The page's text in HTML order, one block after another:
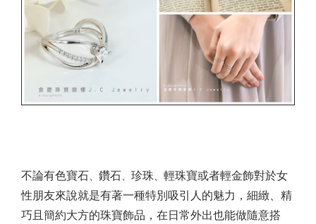
不論有色寶石 鑽石 珍珠
輕珠寶或者輕金飾對於女
性朋友來說就是有著一種特別吸引人的魅力，細緻、精
巧且簡約大方的珠寶飾品，在日常外出也能做隨意搭